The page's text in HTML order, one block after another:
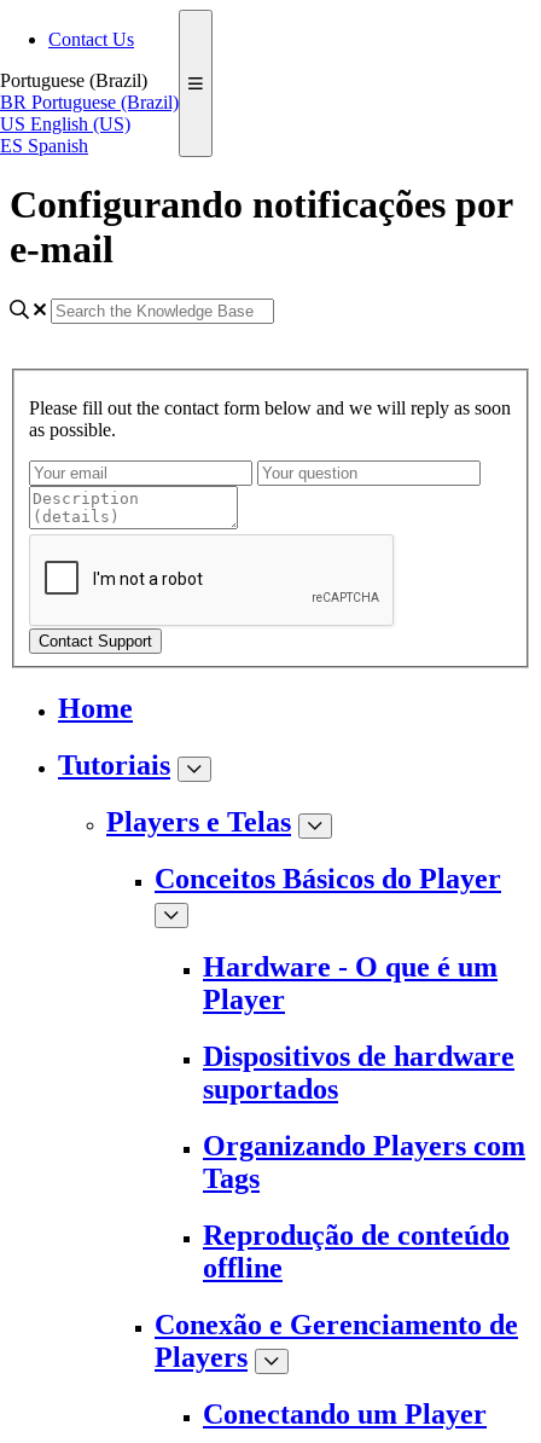
Contact Us
Portuguese (Brazil)
BR Portuguese (Brazil)
US English (US)
ES Spanish
Configurando notificações por
e-mail
Please fill out the contact form below and we will reply as soon
as possible.
Contact Support
Home
Tutoriais
Players e Telas
Conceitos Básicos do Player
Hardware - O que é um
Player
Dispositivos de hardware
suportados
Organizando Players com
Tags
Reprodução de conteúdo
offline
Conexão e Gerenciamento de
Players
Conectando um Player